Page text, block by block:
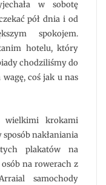
w sobotę
pół dnia i od
spokojem.
hotelu, który
chodziliśmy do
coś jak u nas
krokami
nakłaniania
plakatów na
na rowerach z
samochody